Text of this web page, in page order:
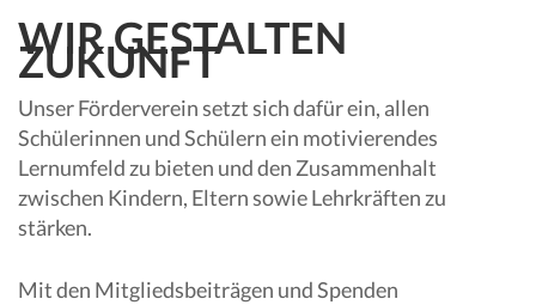
WIR GESTALTEN
ZUKUNFT
Unser Förderverein setzt sich dafür ein, allen
Schülerinnen und Schülern ein motivierendes
Lernumfeld zu bieten und den Zusammenhalt
zwischen Kindern, Eltern sowie Lehrkräften zu
stärken.
Mit den Mitgliedsbeiträgen und Spenden